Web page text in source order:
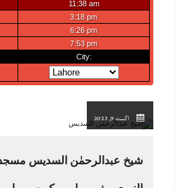
اگست 9, 2023
شیخ عبدالرحمٰن السدیس